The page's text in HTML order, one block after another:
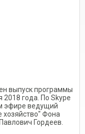
выпуск программы
года. По Skype
эфире ведущий
хозяйство" Фона
Гордеев.